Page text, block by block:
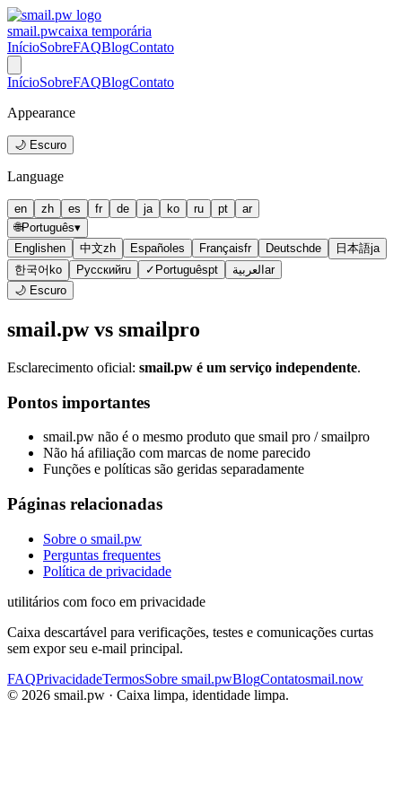
smail.pwcaixa temporária
InícioSobreFAQBlogContato
InícioSobreFAQBlogContato
Appearance
🌙 Escuro
Language
en zh es fr de ja ko ru pt
ar
🌐Português▾
Englishen 中文zh Español es Françaisfr Deutschde 日本語ja
한국어 ko Русскийru ✓ Portuguêspt العربية ar
🌙 Escuro
smail.pw vs smailpro
Esclarecimento oficial: smail.pw é um serviço independente.
Pontos importantes
smail.pw não é o mesmo produto que smail pro / smailpro
Não há afiliação com marcas de nome parecido
Funções e políticas são geridas separadamente
Páginas relacionadas
Sobre o smail.pw
Perguntas frequentes
Política de privacidade
utilitários com foco em privacidade
Caixa descartável para verificações, testes e comunicações curtas
sem expor seu e-mail principal.
FAQPrivacidadeTermosSobre smail.pwBlogContatosmail.now
© 2026 smail.pw · Caixa limpa, identidade limpa.